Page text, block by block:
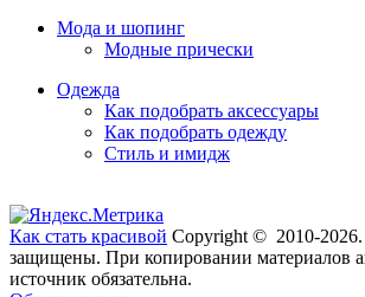
Мода и шопинг
Модные прически
Одежда
Как подобрать аксессуары
Как подобрать одежду
Стиль и имидж
Как стать красивой Copyright © 2010-2026.
защищены. При копировании материалов
источник обязательна.